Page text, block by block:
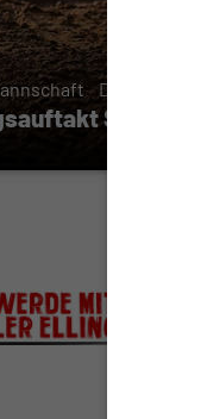
Dienstag,
Saison